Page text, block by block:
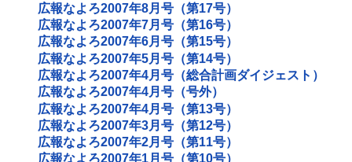
広報なよろ2007年8月号（第17号）
広報なよろ2007年7月号（第16号）
広報なよろ2007年6月号（第15号）
広報なよろ2007年5月号（第14号）
広報なよろ2007年4月号（総合計画ダイジェスト）
広報なよろ2007年4月号（号外）
広報なよろ2007年4月号（第13号）
広報なよろ2007年3月号（第12号）
広報なよろ2007年2月号（第11号）
広報なよろ2007年1月号（第10号）